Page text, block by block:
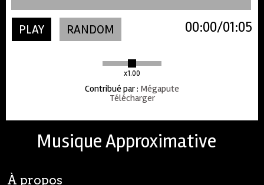
PLAY RANDOM
x1.00
01:05
00:00
Contribué par: Mégapute
Télécharger
Musique Approximative
À propos